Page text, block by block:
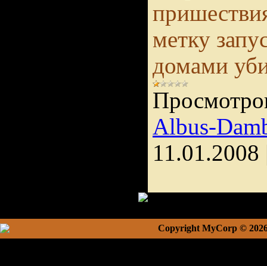
метку
домами
Albus-
11.01.2008
Copyright MyCorp ©